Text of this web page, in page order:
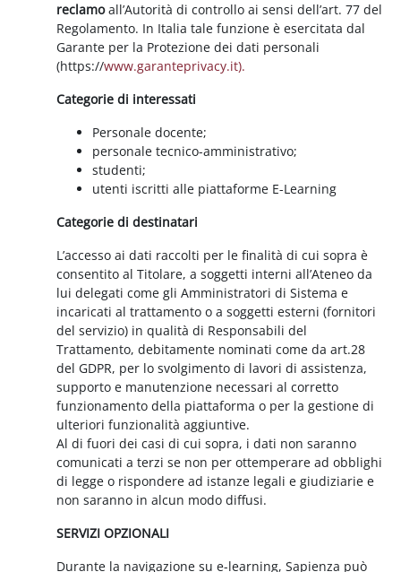
reclamoall’Autorità di controllo ai sensi dell’art. 77 del
Regolamento. In Italia tale funzione è esercitata dal
Garante per la Protezione dei dati personali
(https://www.garanteprivacy.it).
Categorie di interessati
Personale docente;
personale tecnico-amministrativo;
studenti;
utenti iscritti alle piattaforme E-Learning
Categorie di destinatari
L’accesso ai dati raccolti per le finalità di cui sopra è
consentito al Titolare, a soggetti interni all’Ateneo da
lui delegati come gli Amministratori di Sistema e
incaricati al trattamento o a soggetti esterni (fornitori
del servizio) in qualità di Responsabili del
Trattamento, debitamente nominati come da art.28
del GDPR, per lo svolgimento di lavori di assistenza,
supporto e manutenzione necessari al corretto
funzionamento della piattaforma o per la gestione di
ulteriori funzionalità aggiuntive.
Al di fuori dei casi di cui sopra, i dati non saranno
comunicati a terzi se non per ottemperare ad obblighi
di legge o rispondere ad istanze legali e giudiziarie e
non saranno in alcun modo diffusi.
SERVIZI OPZIONALI
Durante la navigazione su e-learning, Sapienza può